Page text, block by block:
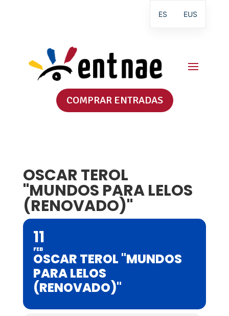
COMPRAR ENTRADAS
OSCAR TEROL
"MUNDOS PARA LELOS
(RENOVADO)"
11
FEB
OSCAR TEROL "MUNDOS
PARA LELOS
(RENOVADO)"
ES EUS